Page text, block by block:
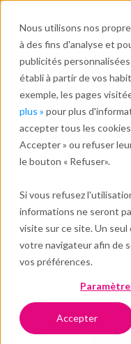
Nous utilisons nos
à des fins d'analyse et
publicités
établi à partir de vos
exemple, les pages
plus » pour plus
accepter tous les
Accepter » ou refuser
le bouton « Refuser».
Si vous refusez
informations ne seront
visite sur ce site. Un seul
votre navigateur afin de
vos préférences.
Accepter
Travailler avec nous
A propos de nous
Mettre en
27001,
Nos consultants
processus de la
certification
votre